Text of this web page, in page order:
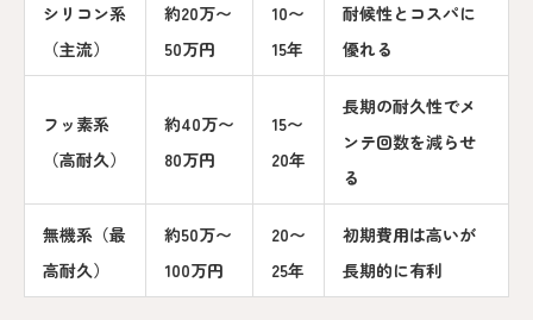
シリコン系
（主流）
約20万〜
50万円
10〜
15年
耐候性とコスパに
優れる
フッ素系
（高耐久）
約40万〜
80万円
15〜
20年
長期の耐久性でメ
ンテ回数を減らせ
る
無機系（最
高耐久）
約50万〜
100万円
20〜
25年
初期費用は高いが
長期的に有利